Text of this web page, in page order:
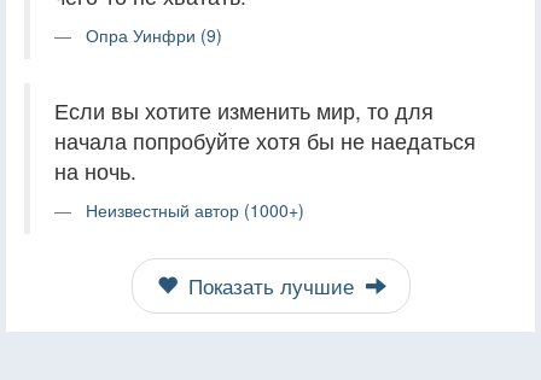
Опра Уинфри (9)
Если вы хотите изменить мир, то для
начала попробуйте хотя бы не наедаться
на ночь.
Неизвестный автор (1000+)
Показать лучшие